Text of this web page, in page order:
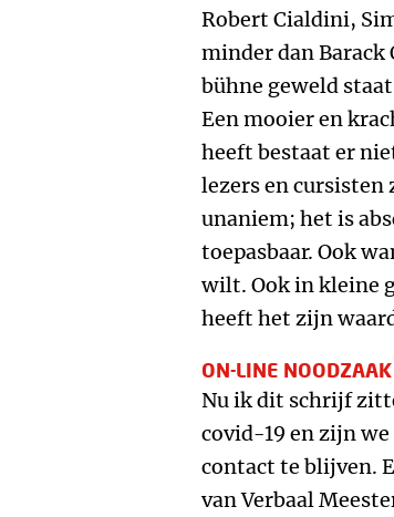
Robert Cialdini,
minder dan Barack
bühne geweld
Een mooier en
heeft bestaat er
lezers en cursisten
unaniem; het is
toepasbaar. Ook
wilt. Ook in kleine
heeft het zijn
ON-LINE NOODZAAK
Nu ik dit schrijf
covid-19 en zijn
contact te blijven.
van Verbaal